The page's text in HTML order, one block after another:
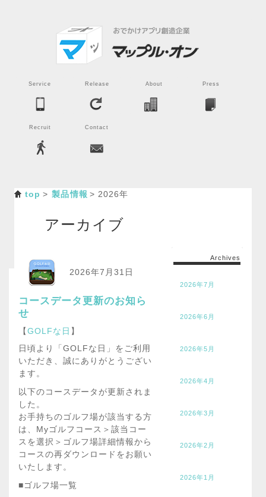
Service Release About Press
Recruit Contact
top 製品情報 2026年
アーカイブ
2026年7月31日
コースデータ更新のお知ら
せ
【GOLFな日 】
日頃より「GOLFな日」をご利用
いただき、誠にありがとうござい
ます。
以下のコースデータが更新されま
した。
お手持ちのゴルフ場が該当する方
は、Myゴルフコース＞該当コー
スを選択＞ゴルフ場詳細情報から
コースの再ダウンロードをお願い
いたします。
■ゴルフ場一覧
Archives
2026年7月
2026年6月
2026年5月
2026年4月
2026年3月
2026年2月
2026年1月